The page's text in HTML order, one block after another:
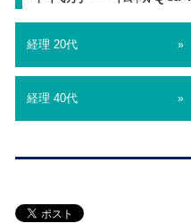
経理 20代 »
経理 40代 »